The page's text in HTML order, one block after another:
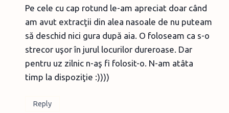
Pe cele cu cap rotund le-am apreciat doar când
am avut extracţii din alea nasoale de nu puteam
să deschid nici gura după aia. O foloseam ca s-o
strecor uşor în jurul locurilor dureroase. Dar
pentru uz zilnic n-aş fi folosit-o. N-am atâta
timp la dispoziţie :))))
Reply